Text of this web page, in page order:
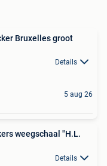
Bruxelles groot
Details
5 aug 26
weegschaal "H.L.
Details